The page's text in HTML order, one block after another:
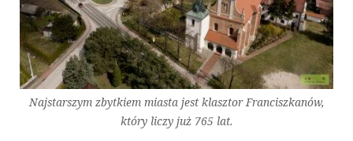
Najstarszym zbytkiem miasta jest klasztor Franciszkanów,
który liczy już 765 lat.